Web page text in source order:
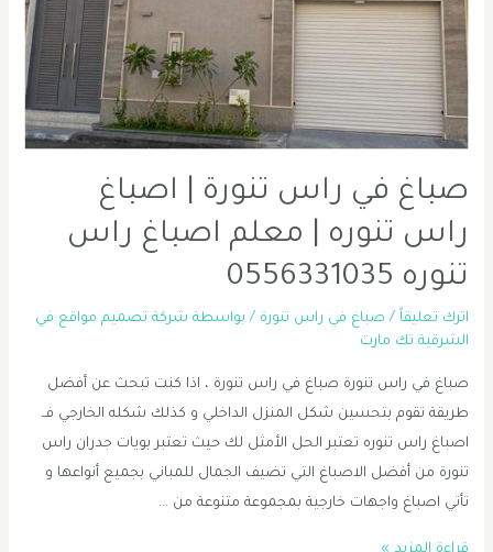
اسطح
صباغ في راس تنورة | اصباغ
راس تنوره | معلم اصباغ راس
تنوره 0556331035
اترك تعليقاً / صباغ في راس تنورة / بواسطة شركة تصميم مواقع في
الشرقية تك مارت
صباغ في راس تنورة صباغ في راس تنورة ، اذا كنت تبحث عن أفضل
طريقة تقوم بتحسين شكل المنزل الداخلي و كذلك شكله الخارجي فــ
اصباغ راس تنوره تعتبر الحل الأمثل لك حيث تعتبر بويات جدران راس
تنورة من أفضل الاصباغ التي تضيف الجمال للمباني بجميع أنواعها و
تأتي اصباغ واجهات خارجية بمجموعة متنوعة من …
صباغ